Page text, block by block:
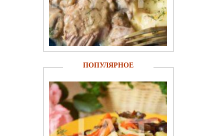
ПОПУЛЯРНОЕ